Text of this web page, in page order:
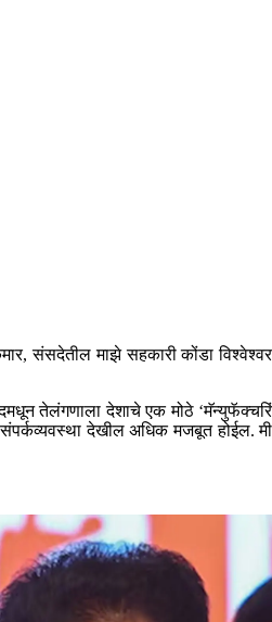
संसदेतील माझे सहकारी कोंडा
तेलंगणाला देशाचे एक मोठे
देखील अधिक मजबूत होईल. मी